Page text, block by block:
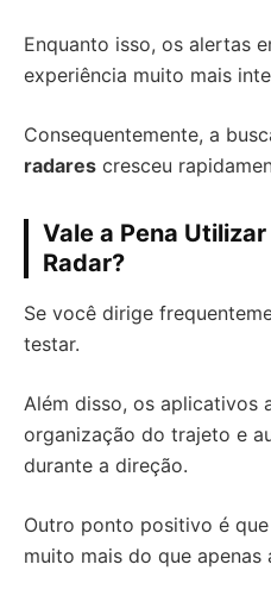
Enquanto isso, os alertas
experiência muito mais
Consequentemente, a
radares cresceu
Vale a Pena
Radar?
Se você dirige
testar.
Além disso, os aplicativos
organização do trajeto e
durante a direção.
Outro ponto positivo é
muito mais do que apenas